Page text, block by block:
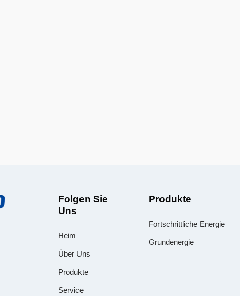
Folgen Sie
Uns
Heim
Über Uns
Produkte
Service
Produkte
Fortschrittliche Energie
Grundenergie